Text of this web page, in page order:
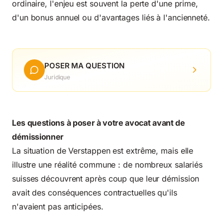
ordinaire, l'enjeu est souvent la perte d'une prime,
d'un bonus annuel ou d'avantages liés à l'ancienneté.
POSER MA QUESTION
Juridique
Les questions à poser à votre avocat avant de
démissionner
La situation de Verstappen est extrême, mais elle
illustre une réalité commune : de nombreux salariés
suisses découvrent après coup que leur démission
avait des conséquences contractuelles qu'ils
n'avaient pas anticipées.